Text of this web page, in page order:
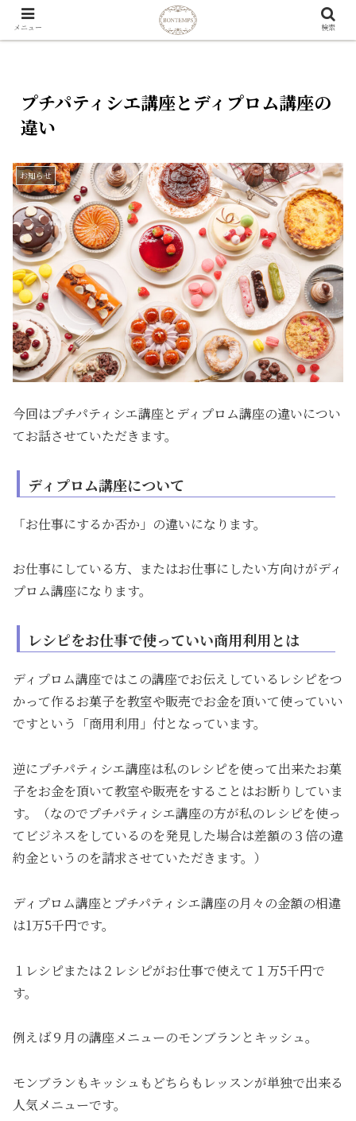
プチパティシエ講座とディプロム講座の
違い
お知らせ
今回はプチパティシエ講座とディプロム講座の違いについ
てお話させていただきます。
ディプロム講座について
「お仕事にするか否か」の違いになります。
お仕事にしている方、またはお仕事にしたい方向けがディ
プロム講座になります。
レシピをお仕事で使っていい商用利用とは
ディプロム講座ではこの講座でお伝えしているレシピをつ
かって作るお菓子を教室や販売でお金を頂いて使っていい
ですという「商用利用」付となっています。
逆にプチパティシエ講座は私のレシピを使って出来たお菓
子をお金を頂いて教室や販売をすることはお断りしていま
す。（なのでプチパティシエ講座の方が私のレシピを使っ
てビジネスをしているのを発見した場合は差額の３倍の違
約金というのを請求させていただきます。）
ディプロム講座とプチパティシエ講座の月々の金額の相違
は1万5千円です。
１レシピまたは２レシピがお仕事で使えて１万5千円で
す。
例えば９月の講座メニューのモンブランとキッシュ。
モンブランもキッシュもどちらもレッスンが単独で出来る
人気メニューです。
メニュー 検索